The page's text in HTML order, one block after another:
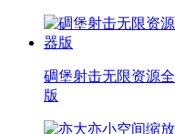
碉堡射击无限资源
版